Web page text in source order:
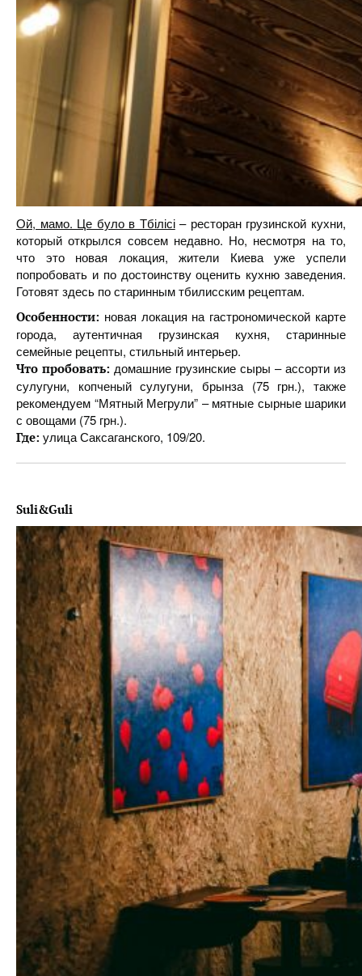
Ой, мамо. Це було в Тбілісі– ресторан грузинской кухни,
который открылся совсем недавно. Но, несмотря на то,
что это новая локация, жители Киева уже успели
попробовать и по достоинству оценить кухню заведения.
Готовят здесь по старинным тбилисским рецептам.
Особенности: новая локация на гастрономической карте
города, аутентичная грузинская кухня, старинные
семейные рецепты, стильный интерьер.
Что пробовать: домашние грузинские сыры – ассорти из
сулугуни, копченый сулугуни, брынза (75 грн.), также
рекомендуем “Мятный Мегрули” – мятные сырные шарики
с овощами (75 грн.).
Где: улица Саксаганского, 109/20.
Suli&Guli